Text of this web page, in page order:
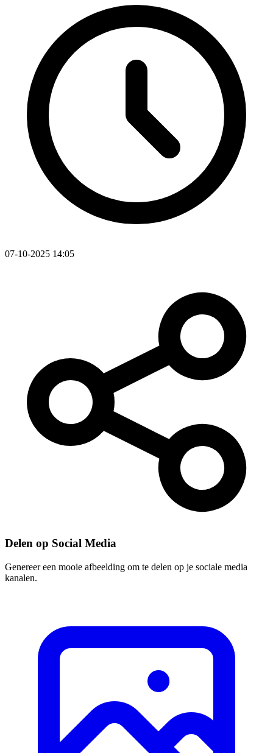
07-10-2025 14:05
Delen op Social Media
Genereer een mooie afbeelding om te delen op je sociale media
kanalen.